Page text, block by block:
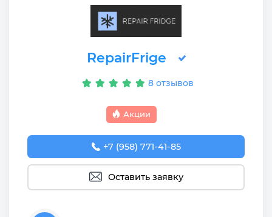
RepairFrige
8 отзывов
Акции
+7 (958) 771-41-85
Оставить заявку